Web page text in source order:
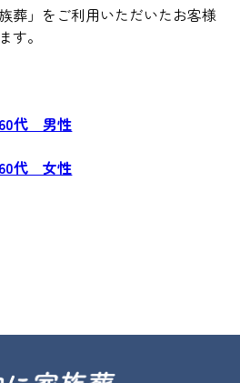
葬」をご利用いただいたお客様
す。
代 男性
代 女性